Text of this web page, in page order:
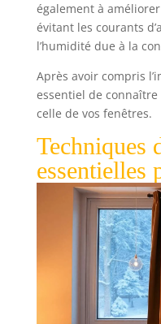
également à
évitant les courants
l’humidité due à la
Après avoir compris
essentiel de
celle de vos fenêtres.
Techniques
essentielles